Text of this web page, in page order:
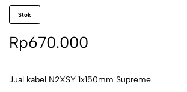
Stok
Rp670.000
Jual kabel N2XSY 1x150mm Supreme